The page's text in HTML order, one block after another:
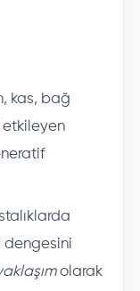
kas, bağ
etkileyen
dengesini
olarak